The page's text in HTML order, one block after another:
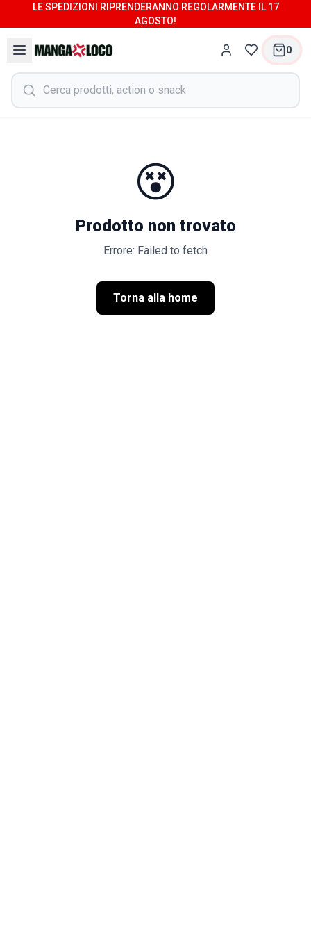
LE SPEDIZIONI RIPRENDERANNO REGOLARMENTE IL 17
AGOSTO!
0
😵
Prodotto non trovato
Errore: Failed to fetch
Torna alla home